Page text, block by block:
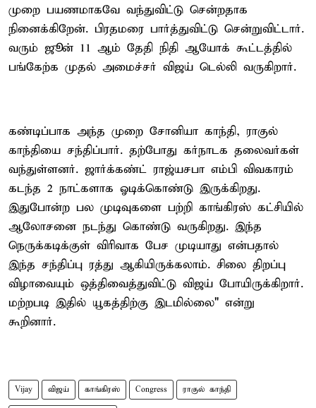
முறை பயணமாகவே வந்துவிட்டு சென்றதாக
நினைக்கிறேன். பிரதமரை பார்த்துவிட்டு சென்றுவிட்டார்.
வரும் ஜூன் 11 ஆம் தேதி நிதி ஆயோக் கூட்டத்தில்
பங்கேற்க முதல் அமைச்சர் விஜய் டெல்லி வருகிறார்.
கண்டிப்பாக அந்த முறை சோனியா காந்தி, ராகுல்
காந்தியை சந்திப்பார். தற்போது கர்நாடக தலைவர்கள்
வந்துள்ளனர். ஜார்க்கண்ட் ராஜ்யசபா எம்பி விவகாரம்
கடந்த 2 நாட்களாக ஓடிக்கொண்டு இருக்கிறது.
இதுபோன்ற பல முடிவுகளை பற்றி காங்கிரஸ் கட்சியில்
ஆலோசனை நடந்து கொண்டு வருகிறது. இந்த
நெருக்கடிக்குள் விரிவாக பேச முடியாது என்பதால்
இந்த சந்திப்பு ரத்து ஆகியிருக்கலாம். சிலை திறப்பு
விழாவையும் ஒத்திவைத்துவிட்டு விஜய் போயிருக்கிறார்.
மற்றபடி இதில் யூகத்திற்கு இடமில்லை" என்று
கூறினார்.
Vijay விஜய் காங்கிரஸ் Congress ராகுல் காந்தி